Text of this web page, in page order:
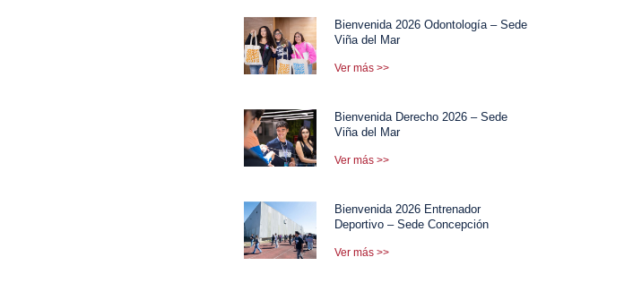
Bienvenida 2026 Odontología – Sede
Viña del Mar
Ver más >>
Bienvenida Derecho 2026 – Sede
Viña del Mar
Ver más >>
Bienvenida 2026 Entrenador
Deportivo – Sede Concepción
Ver más >>